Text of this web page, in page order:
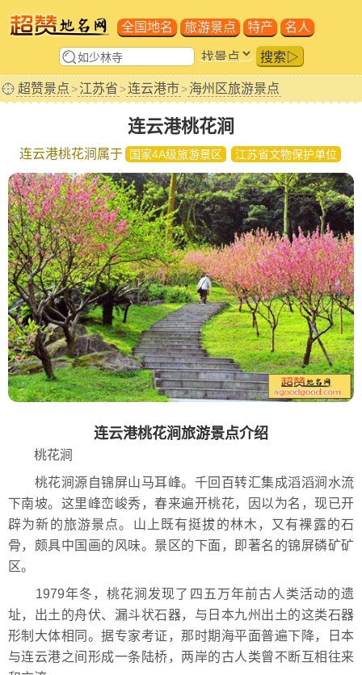
全国地名 旅游景点 特产 名人
搜索▷
超赞景点>江苏省>连云港市>海州区旅游景点
连云港桃花涧
连云港桃花涧属于 国家4A级旅游景区 江苏省文物保护单位
连云港桃花涧旅游景点介绍
桃花涧
桃花涧源自锦屏山马耳峰。千回百转汇集成滔滔涧水流
下南坡。这里峰峦峻秀，春来遍开桃花，因以为名，现已开
辟为新的旅游景点。山上既有挺拔的林木，又有裸露的石
骨，颇具中国画的风味。景区的下面，即著名的锦屏磷矿矿
区。
1979年冬，桃花涧发现了四五万年前古人类活动的遗
址，出土的舟伏、漏斗状石器，与日本九州出土的这类石器
形制大体相同。据专家考证，那时期海平面普遍下降，日本
与连云港之间形成一条陆桥，两岸的古人类曾不断互相往来